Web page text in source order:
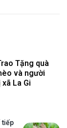
Tặng quà
và người
La Gi
tiếp